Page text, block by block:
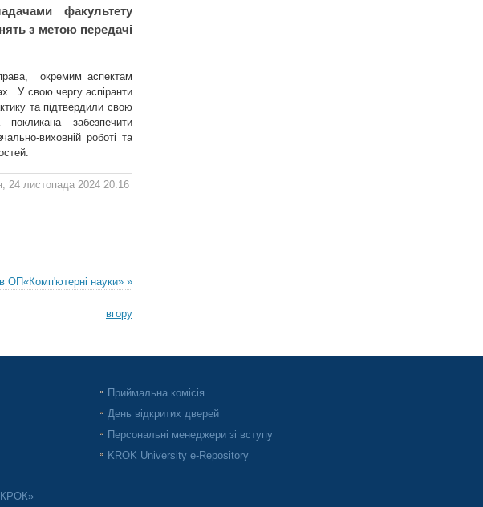
факультету
з метою передачі
окремим аспектам
У свою чергу аспіранти
та підтвердили свою
забезпечити
виховній роботі та
24 листопада 2024 20:16
ОП«Комп'ютерні науки» »
вгору
Приймальна комісія
День відкритих дверей
Персональні менеджери зі вступу
KROK University e-Repository